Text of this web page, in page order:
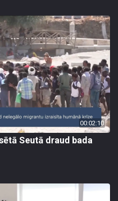
00:02:10
Seutā draud bada